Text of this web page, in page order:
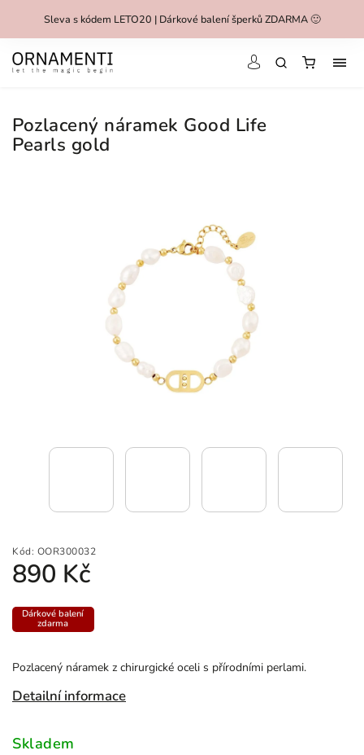
Sleva s kódem LETO20 | Dárkové balení šperků ZDARMA 🙂
Pozlacený náramek Good Life
Pearls gold
Kód: OOR300032
890 Kč
Pozlacený náramek z chirurgické oceli s přírodními perlami.
Detailní informace
Dárkové balení
zdarma
Skladem